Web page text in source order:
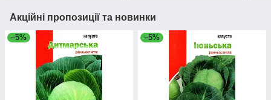
Акційні пропозиції та новинки
–5% –5%